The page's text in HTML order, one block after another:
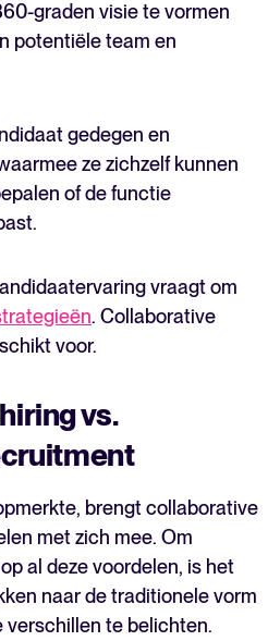
graden visie te vormen
potentiële team en
gedegen en
ze zichzelf kunnen
of de functie
vraagt om
. Collaborative
voor.
vs.
brengt collaborative
met zich mee. Om
al deze voordelen, is het
naar de traditionele vorm
verschillen te belichten.